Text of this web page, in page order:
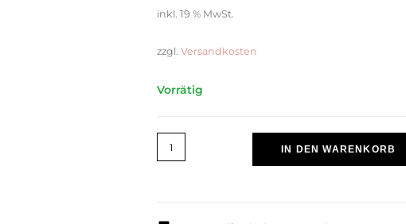
inkl. 19 % MwSt.
zzgl. Versandkosten
Vorrätig
IN DEN WARENKORB